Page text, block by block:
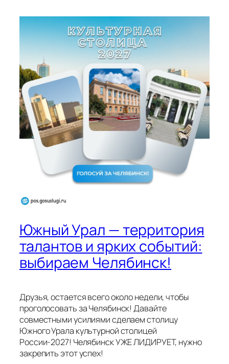
Южный Урал — территория
талантов и ярких событий:
выбираем Челябинск!
Друзья, остается всего около недели, чтобы
проголосовать за Челябинск! Давайте
совместными усилиями сделаем столицу
Южного Урала культурной столицей
России-2027! Челябинск УЖЕ ЛИДИРУЕТ, нужно
закрепить этот успех!